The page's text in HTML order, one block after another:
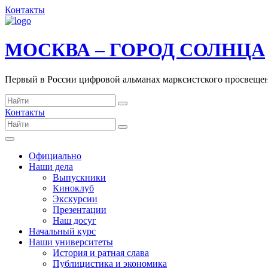
Контакты
МОСКВА – ГОРОД СОЛНЦА
Первый в России цифровой альманах марксистского
Контакты
Официально
Наши дела
Выпускники
Киноклуб
Экскурсии
Презентации
Наш досуг
Начальный курс
Наши университеты
История и ратная слава
Публицистика и экономика